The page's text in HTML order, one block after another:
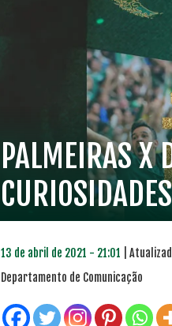
PALMEIRAS X
13 de abril de 2021 - 21:01 |
Departamento de Comunicação